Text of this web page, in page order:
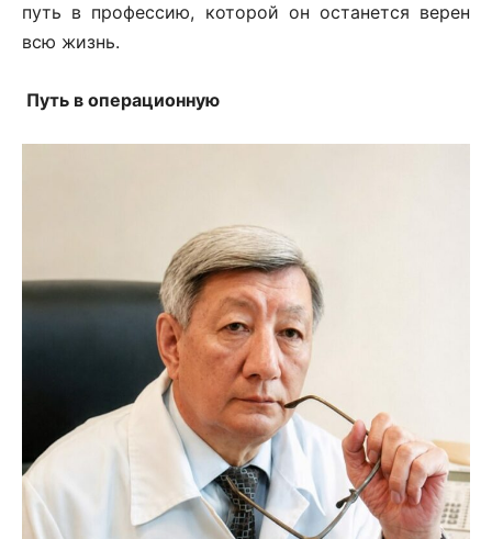
путь в профессию, которой он останется верен
всю жизнь.
Путь в операционную